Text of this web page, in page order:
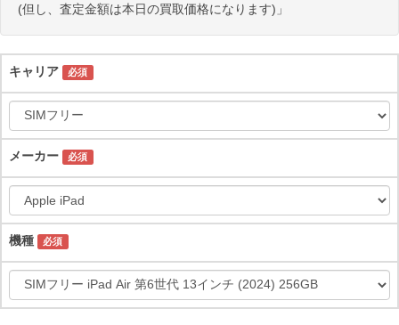
(但し、査定金額は本日の買取価格になります)」
キャリア 必須
メーカー 必須
機種 必須